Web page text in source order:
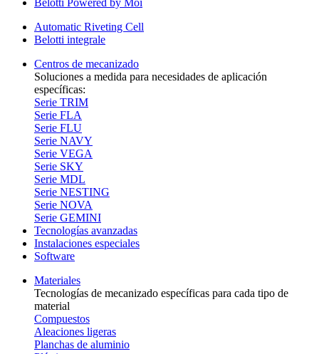
Belotti Powered by Moi
Automatic Riveting Cell
Belotti integrale
Centros de mecanizado
Soluciones a medida para necesidades de aplicación
específicas:
Serie TRIM
Serie FLA
Serie FLU
Serie NAVY
Serie VEGA
Serie SKY
Serie MDL
Serie NESTING
Serie NOVA
Serie GEMINI
Tecnologías avanzadas
Instalaciones especiales
Software
Materiales
Tecnologías de mecanizado específicas para cada tipo de
material
Compuestos
Aleaciones ligeras
Planchas de aluminio